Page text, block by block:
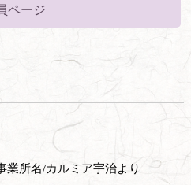
ページ
所名/カルミア宇治より